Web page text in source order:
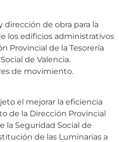
de obra para la
los edificios administrativos
Provincial de la Tesorería
de Valencia.
de movimiento.
el mejorar la eficiencia
de la Dirección Provincial
la Seguridad Social de
de las Luminarias a